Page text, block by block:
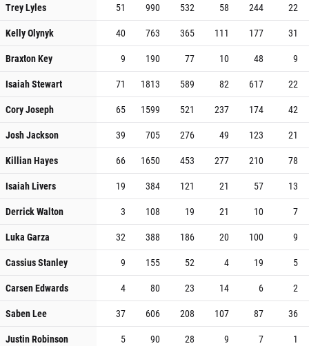
Trey Lyles
51 990 532 58 244
22
Kelly Olynyk
40 763 365 111 177
31
Braxton Key
9 190 77 10 48
9
Isaiah Stewart
71 1813 589 82 617
22
Cory Joseph
65 1599 521 237 174
42
Josh Jackson
39 705 276 49 123
21
Killian Hayes
66 1650 453 277 210
78
Isaiah Livers
19 384 121 21 57
13
Derrick Walton
3 108 19 21 10
7
Luka Garza
32 388 186 20 100
9
Cassius Stanley
9 155 52 4 19
5
Carsen Edwards
4 80 23 14 6
2
Saben Lee
37 606 208 107 87
36
Justin Robinson
5 90 28 9 7
1